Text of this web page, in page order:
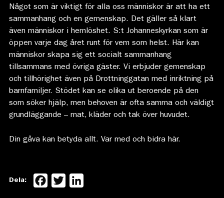
Något som är viktigt för alla oss människor är att ha ett
sammanhang och en gemenskap. Det gäller så klart
även människor i hemlöshet. S:t Johanneskyrkan som är
öppen varje dag året runt för vem som helst. Här kan
människor skapa sig ett socialt sammanhang
tillsammans med övriga gäster. Vi erbjuder gemenskap
och tillhörighet även på Drottninggatan med inriktning på
barnfamiljer. Stödet kan se olika ut beroende på den
som söker hjälp, men behoven är ofta samma och väldigt
grundläggande – mat, kläder och tak över huvudet.
Din gåva kan betyda allt. Var med och bidra här.
Dela: Facebook
Twitter